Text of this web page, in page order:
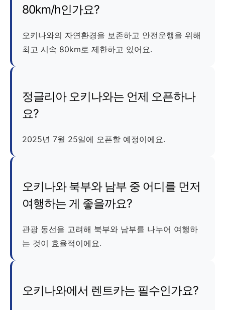
80km/h인가요?
오키나와의 자연환경을 보존하고 안전운행을 위해
최고 시속 80km로 제한하고 있어요.
정글리아 오키나와는 언제 오픈하나
요?
2025년 7월 25일에 오픈할 예정이에요.
오키나와 북부와 남부 중 어디를 먼저
여행하는 게 좋을까요?
관광 동선을 고려해 북부와 남부를 나누어 여행하
는 것이 효율적이에요.
오키나와에서 렌트카는 필수인가요?